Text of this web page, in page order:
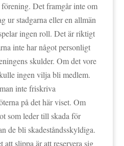
Det framgår inte om
ur stadgarna eller en allmän
ingen roll. Det är riktigt
inte har något personligt
skulder. Om det vore
ingen vilja bli medlem.
inte friskriva
på det här viset. Om
som leder till skada för
de bli skadeståndsskyldiga.
att slippa är att reservera sig